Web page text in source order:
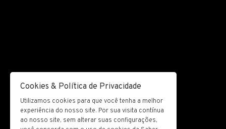
Cookies & Política de Privacidade
Utilizamos cookies para que você tenha a melhor
experiência do nosso site. Por sua visita contínua
ao nosso site, sem alterar suas configurações,